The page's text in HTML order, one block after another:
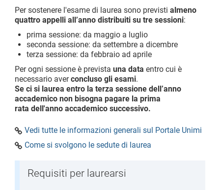
Per sostenere l'esame di laurea sono previsti almeno
quattro appelli all’anno distribuiti su tre sessioni:
prima sessione: da maggio a luglio
seconda sessione: da settembre a dicembre
terza sessione: da febbraio ad aprile
Per ogni sessione è prevista una data entro cui è
necessario averconcluso gli esami.
Se ci si laurea entro la terza sessione dell’anno
accademico non bisogna pagare la prima
rata dell'anno accademico successivo.
Vedi tutte le informazioni generali sul Portale Unimi
Come si svolgono le sedute di laurea
Requisiti per laurearsi